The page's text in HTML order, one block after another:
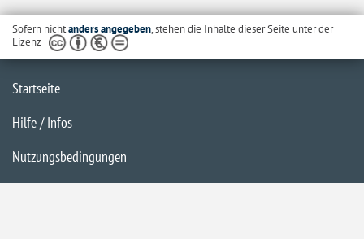
Sofern nichtanders angegeben, stehen die Inhalte dieser Seite unter der
Lizenz
Startseite
Hilfe / Infos
Nutzungsbedingungen